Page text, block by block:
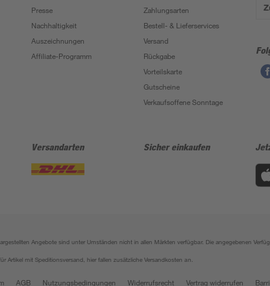
Presse
Nachhaltigkeit
Auszeichnungen
Affiliate-Programm
Zahlungsarten
Bestell- & Lieferservices
Versand
Rückgabe
Vorteilskarte
Gutscheine
Verkaufsoffene Sonntage
Versandarten Sicher einkaufen
Angebote sind unter Umständen nicht in allen Märkten verfügbar. Die angegebenen
Artikel mit Speditionsversand, hier fallen zusätzliche Versandkosten an.
AGB Nutzungsbedingungen Widerrufsrecht Vertrag widerrufen